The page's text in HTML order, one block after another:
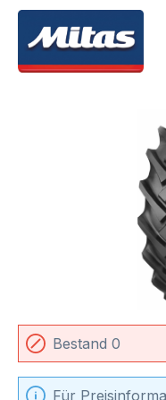
Bildergalerie
Bestand 0
Für